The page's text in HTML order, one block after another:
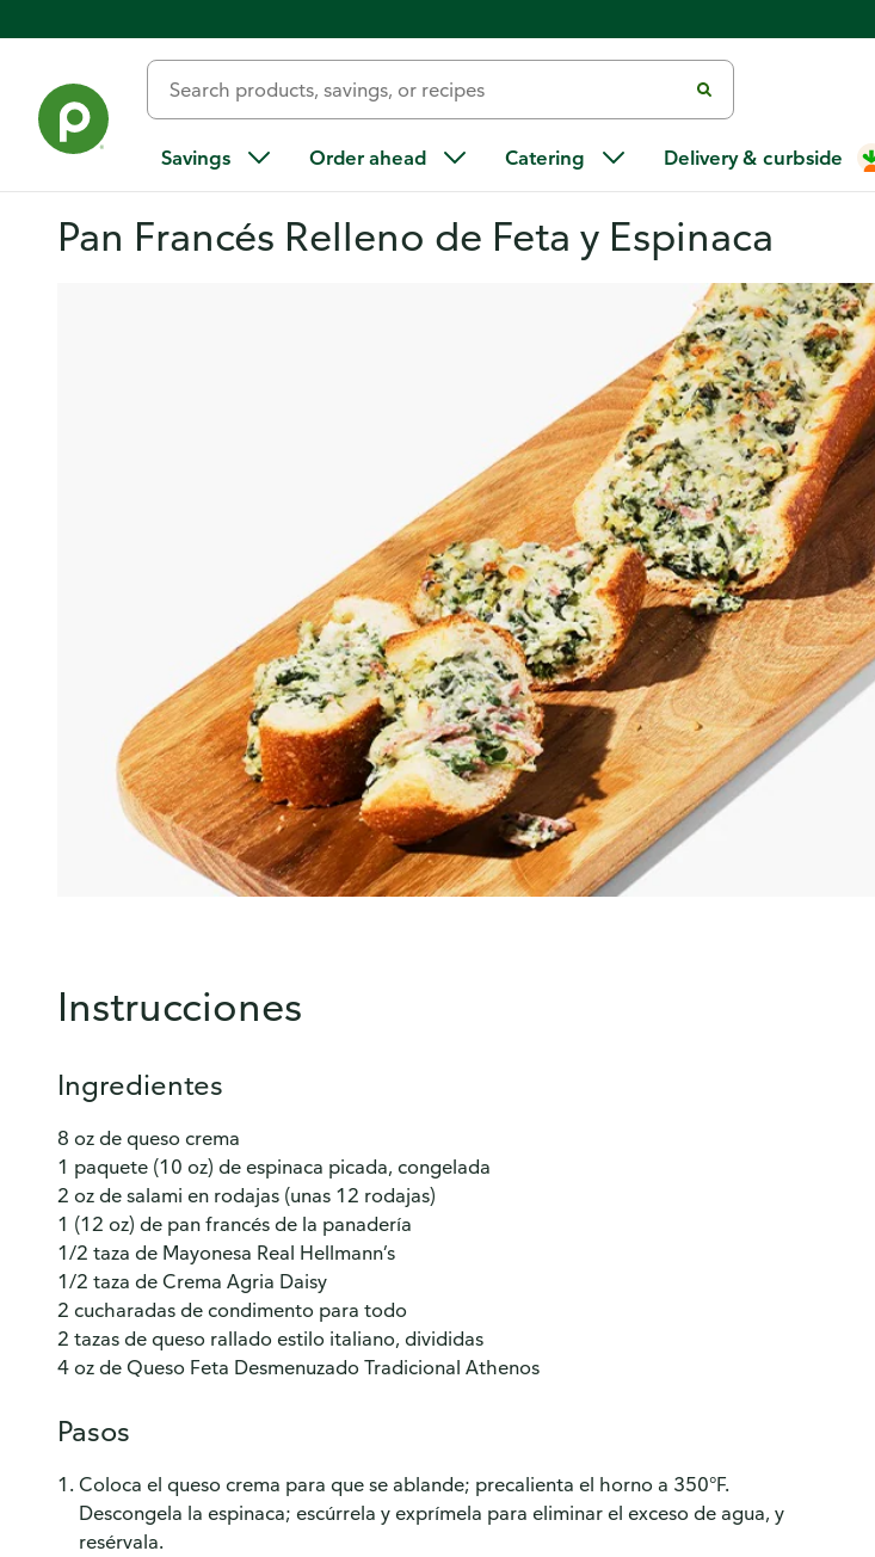
Savings Order ahead Catering Delivery & curbside
Pan Francés Relleno de Feta y Espinaca
Instrucciones
Ingredientes
8 oz de queso crema
1 paquete (10 oz) de espinaca picada, congelada
2 oz de salami en rodajas (unas 12 rodajas)
1 (12 oz) de pan francés de la panadería
1/2 taza de Mayonesa Real Hellmann’s
1/2 taza de Crema Agria Daisy
2 cucharadas de condimento para todo
2 tazas de queso rallado estilo italiano, divididas
4 oz de Queso Feta Desmenuzado Tradicional Athenos
Pasos
Coloca el queso crema para que se ablande; precalienta el horno a 350°F.
Descongela la espinaca; escúrrela y exprímela para eliminar el exceso de agua, y
resérvala.